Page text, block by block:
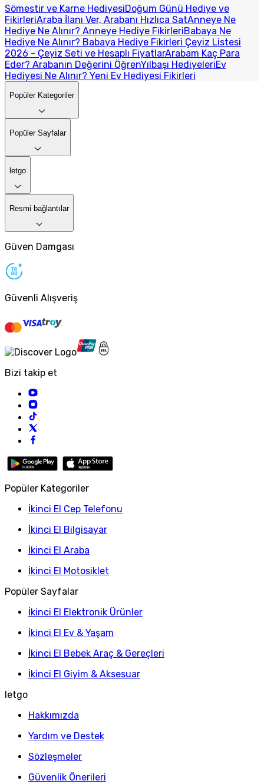
Sömestir ve Karne HediyesiDoğum Günü Hediye ve
FikirleriAraba İlanı Ver, Arabanı Hızlıca SatAnneye Ne
Hediye Ne Alınır? Anneye Hediye FikirleriBabaya Ne
Hediye Ne Alınır? Babaya Hediye Fikirleri Çeyiz Listesi
2026 - Çeyiz Seti ve Hesaplı FiyatlarArabam Kaç Para
Eder? Arabanın Değerini ÖğrenYılbaşı HediyeleriEv
Hediyesi Ne Alınır? Yeni Ev Hediyesi Fikirleri
Popüler Kategoriler
Popüler Sayfalar
letgo
Resmi bağlantılar
Güven Damgası
Güvenli Alışveriş
Bizi takip et
Popüler Kategoriler
İkinci El Cep Telefonu
İkinci El Bilgisayar
İkinci El Araba
İkinci El Motosiklet
Popüler Sayfalar
İkinci El Elektronik Ürünler
İkinci El Ev & Yaşam
İkinci El Bebek Araç & Gereçleri
İkinci El Giyim & Aksesuar
letgo
Hakkımızda
Yardım ve Destek
Sözleşmeler
Güvenlik Önerileri